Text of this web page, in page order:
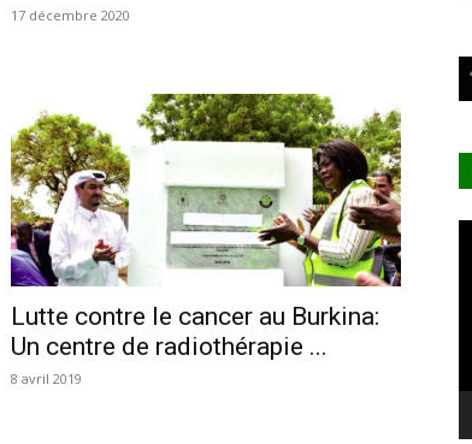
17 décembre 2020
Lutte contre le cancer au Burkina:
Un centre de radiothérapie ...
8 avril 2019